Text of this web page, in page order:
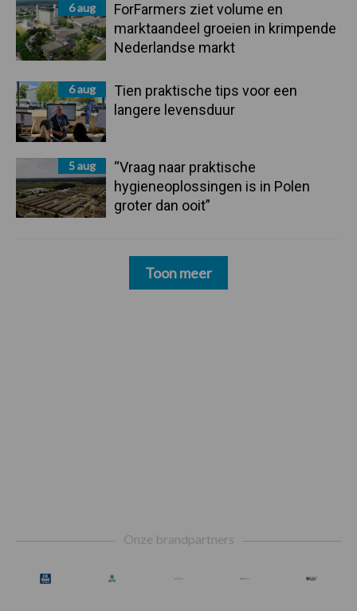
6 aug
ForFarmers ziet volume en
marktaandeel groeien in krimpende
Nederlandse markt
6 aug
Tien praktische tips voor een
langere levensduur
5 aug
“Vraag naar praktische
hygieneoplossingen is in Polen
groter dan ooit”
Toon meer
Onze brandpartners